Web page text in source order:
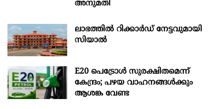
അനുമതി
ലാഭത്തിൽ റിക്കാർഡ് നേട്ടവുമായി
സിയാൽ
E20 പെട്രോൾ സുരക്ഷിതമെന്ന്
കേന്ദ്രം; പഴയ വാഹനങ്ങൾക്കും
ആശങ്ക വേണ്ട